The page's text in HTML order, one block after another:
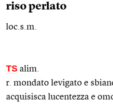
riso perlato
loc.s.m.
TS alim.
r. mondato levigato e
acquisisca lucentezza e